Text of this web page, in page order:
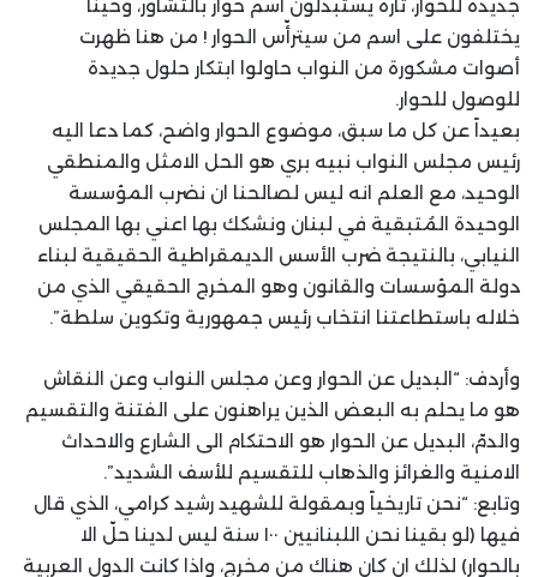
جديدة للحوار، تارة يستبدلون اسم حوار بالتشاور، وحيناً
يختلفون على اسم من سيترأّس الحوار ! من هنا ظهرت
أصوات مشكورة من النواب حاولوا ابتكار حلول جديدة
للوصول للحوار.
بعيداً عن كل ما سبق، موضوع الحوار واضح، كما دعا اليه
رئيس مجلس النواب نبيه بري هو الحل الامثل والمنطقي
الوحيد، مع العلم انه ليس لصالحنا ان نضرب المؤسسة
الوحيدة المُتبقية في لبنان ونشكك بها اعني بها المجلس
النيابي، بالنتيجة ضرب الأسس الديمقراطية الحقيقية لبناء
دولة المؤسسات والقانون وهو المخرج الحقيقي الذي من
خلاله باستطاعتنا انتخاب رئيس جمهورية وتكوين سلطة”.
وأردف: “البديل عن الحوار وعن مجلس النواب وعن النقاش
هو ما يحلم به البعض الذين يراهنون على الفتنة والتقسيم
والدمّ، البديل عن الحوار هو الاحتكام الى الشارع والاحداث
الامنية والغرائز والذهاب للتقسيم للأسف الشديد”.
وتابع: “نحن تاريخياً وبمقولة للشهيد رشيد كرامي، الذي قال
فيها (لو بقينا نحن اللبنانيين ١٠٠ سنة ليس لدينا حلّ الا
بالحوار) لذلك ان كان هناك من مخرج، واذا كانت الدول العربية